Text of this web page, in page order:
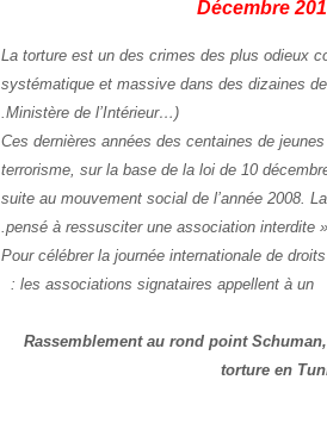
La torture est un des crimes des plus odieux
systématique et massive dans des dizaines
Ministère de l’Intérieur…).
Ces dernières années des centaines de
terrorisme, sur la base de la loi de 10
suite au mouvement social de l’année 2008.
pensé à ressusciter une association interdite
Pour célébrer la journée internationale de
les associations signataires appellent à un :
Rassemblement au rond point
torture en